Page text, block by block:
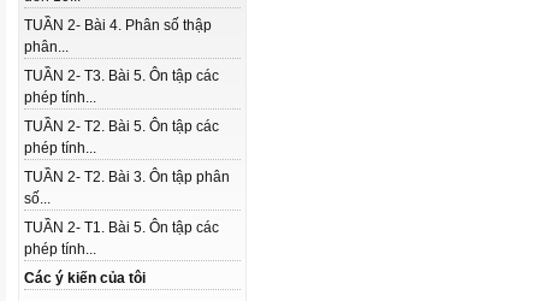
TUẦN 2- Bài 4. Phân số thập
phân...
TUẦN 2- T3. Bài 5. Ôn tập các
phép tính...
TUẦN 2- T2. Bài 5. Ôn tập các
phép tính...
TUẦN 2- T2. Bài 3. Ôn tập phân
số...
TUẦN 2- T1. Bài 5. Ôn tập các
phép tính...
Các ý kiến của tôi